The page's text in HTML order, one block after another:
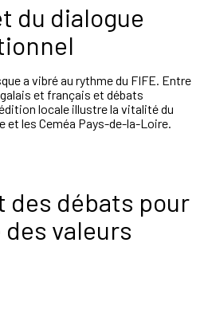
du dialogue
a vibré au rythme du FIFE. Entre
et français et débats
locale illustre la vitalité du
et les Ceméa Pays-de-la-Loire.
des débats pour
valeurs